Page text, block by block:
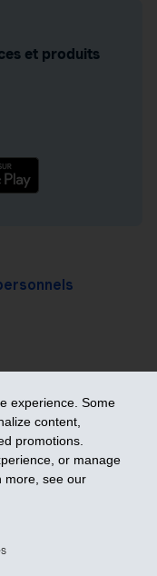
experience. Some
content,
promotions.
or manage
more, see our
et produits